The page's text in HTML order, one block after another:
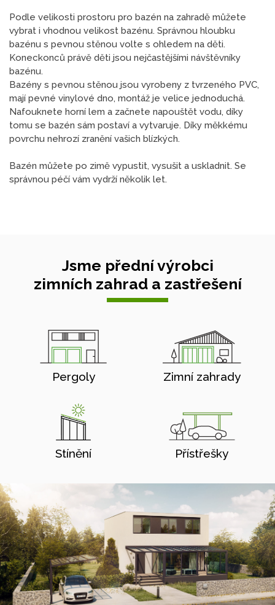
Podle velikosti prostoru pro bazén na zahradě můžete
vybrat i vhodnou velikost bazénu. Správnou hloubku
bazénu s pevnou stěnou volte s ohledem na děti.
Koneckonců právě děti jsou nejčastějšími návštěvníky
bazénu.
Bazény s pevnou stěnou jsou vyrobeny z tvrzeného PVC,
mají pevné vinylové dno, montáž je velice jednoduchá.
Nafouknete horní lem a začnete napouštět vodu, díky
tomu se bazén sám postaví a vytvaruje. Díky měkkému
povrchu nehrozí zranění vašich blízkých.
Bazén můžete po zimě vypustit, vysušit a uskladnit. Se
správnou péčí vám vydrží několik let.
Jsme přední výrobci
zimních zahrad a zastřešení
Pergoly Zimní zahrady
Stínění Přístřešky